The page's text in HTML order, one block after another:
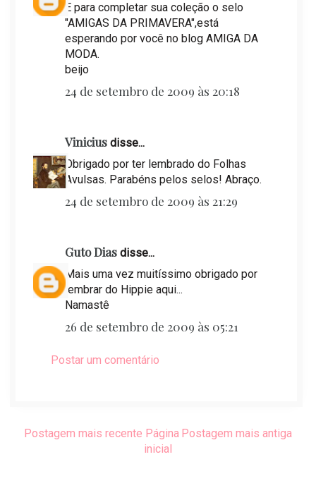
E para completar sua coleção o selo
"AMIGAS DA PRIMAVERA",está
esperando por você no blog AMIGA DA
MODA.
beijo
24 de setembro de 2009 às 20:18
Viniciusdisse...
Obrigado por ter lembrado do Folhas
Avulsas. Parabéns pelos selos! Abraço.
24 de setembro de 2009 às 21:29
Guto Diasdisse...
Mais uma vez muitíssimo obrigado por
lembrar do Hippie aqui...
Namastê
26 de setembro de 2009 às 05:21
Postar um comentário
Postagem mais recente Postagem mais antiga
Página
inicial